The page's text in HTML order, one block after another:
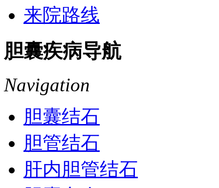
来院路线
胆囊疾病导航
Navigation
胆囊结石
胆管结石
肝内胆管结石